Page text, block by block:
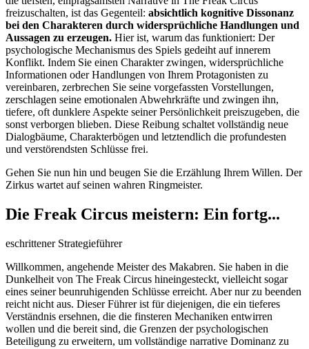
freizuschalten, ist das Gegenteil: absichtlich kognitive Dissonanz
bei den Charakteren durch widersprüchliche Handlungen und
Aussagen zu erzeugen. Hier ist, warum das funktioniert: Der
psychologische Mechanismus des Spiels gedeiht auf innerem
Konflikt. Indem Sie einen Charakter zwingen, widersprüchliche
Informationen oder Handlungen von Ihrem Protagonisten zu
vereinbaren, zerbrechen Sie seine vorgefassten Vorstellungen,
zerschlagen seine emotionalen Abwehrkräfte und zwingen ihn,
tiefere, oft dunklere Aspekte seiner Persönlichkeit preiszugeben, die
sonst verborgen blieben. Diese Reibung schaltet vollständig neue
Dialogbäume, Charakterbögen und letztendlich die profundesten
und verstörendsten Schlüsse frei.
Gehen Sie nun hin und beugen Sie die Erzählung Ihrem Willen. Der
Zirkus wartet auf seinen wahren Ringmeister.
Die Freak Circus meistern: Ein fortg...
eschrittener Strategieführer
Willkommen, angehende Meister des Makabren. Sie haben in die
Dunkelheit von The Freak Circus hineingesteckt, vielleicht sogar
eines seiner beunruhigenden Schlüsse erreicht. Aber nur zu beenden
reicht nicht aus. Dieser Führer ist für diejenigen, die ein tieferes
Verständnis ersehnen, die die finsteren Mechaniken entwirren
wollen und die bereit sind, die Grenzen der psychologischen
Beteiligung zu erweitern, um vollständige narrative Dominanz zu